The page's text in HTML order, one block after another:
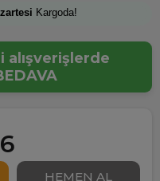
Kargoda!
alışverişlerde